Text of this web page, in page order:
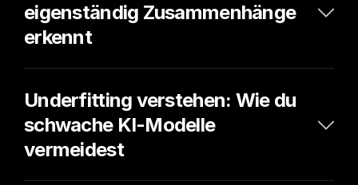
eigenständig Zusammenhänge
erkennt
Underfitting verstehen: Wie du
schwache KI-Modelle
vermeidest